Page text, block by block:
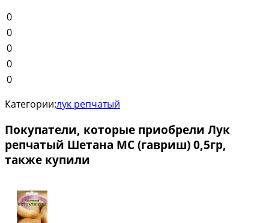
0
0
0
0
0
Категории:лук репчатый
Покупатели, которые приобрели Лук
репчатый Шетана МС (гавриш) 0,5гр,
также купили